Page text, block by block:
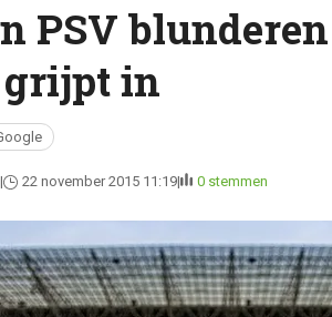
PSV
grijpt in
22 november 2015 11:19 0 stemmen